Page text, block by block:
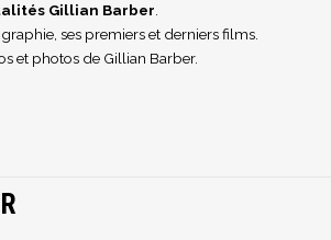
Gillian Barber
ses premiers et derniers films.
et photos de Gillian Barber.